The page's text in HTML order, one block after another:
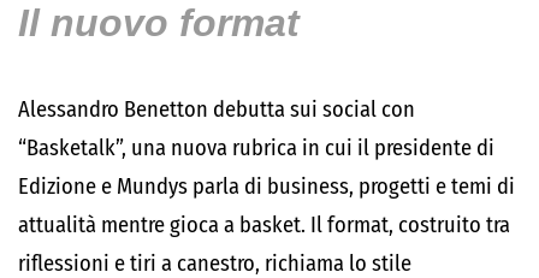
Il nuovo format
Alessandro Benetton debutta sui social con
“Basketalk”, una nuova rubrica in cui il presidente di
Edizione e Mundys parla di business, progetti e temi di
attualità mentre gioca a basket. Il format, costruito tra
riflessioni e tiri a canestro, richiama lo stile